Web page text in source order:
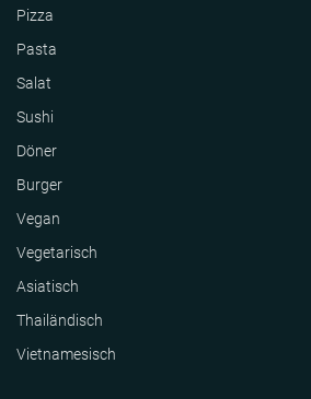
Pizza
Pasta
Salat
Sushi
Döner
Burger
Vegan
Vegetarisch
Asiatisch
Thailändisch
Vietnamesisch